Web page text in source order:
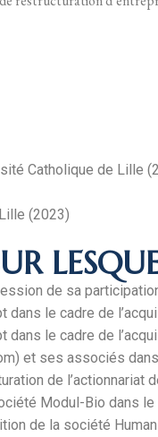
Catholique de Lille
(2023)
de sa
le cadre de
le cadre de
et ses associés
de l’actionnariat
Modul-Bio dans
de la société